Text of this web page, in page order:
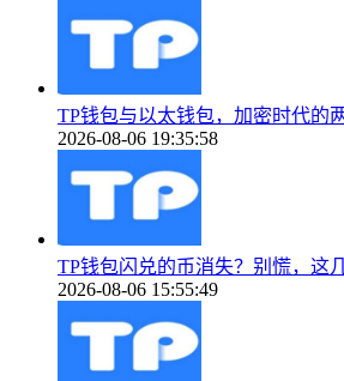
TP钱包与以太钱包，加密时代的
2026-08-06 19:35:58
TP钱包闪兑的币消失？别慌，这
2026-08-06 15:55:49